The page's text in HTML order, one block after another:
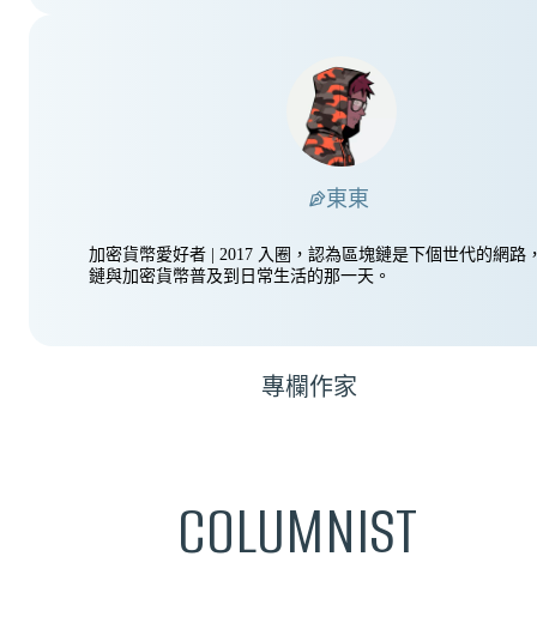
東東
加密貨幣愛好者 | 2017 入圈，認為區塊鏈是下個世代的網路
鏈與加密貨幣普及到日常生活的那一天。
COLUMNIST
專欄作家